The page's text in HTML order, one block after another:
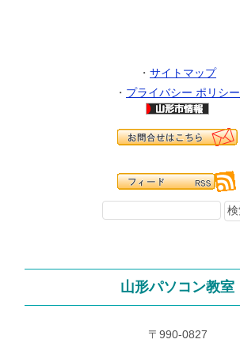
・ サイトマップ
・ プライバシー ポリシー
山形パソコン教室
〒990-0827